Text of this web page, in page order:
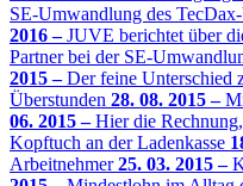
SE-Umwandlung des
2016 –JUVE berichtet über
Partner bei der SE-
2015 –Der feine Unterschied
Überstunden 28. 08. 2015 –
06. 2015 –Hier die
Kopftuch an der Ladenkasse
Arbeitnehmer25. 03. 2015 –